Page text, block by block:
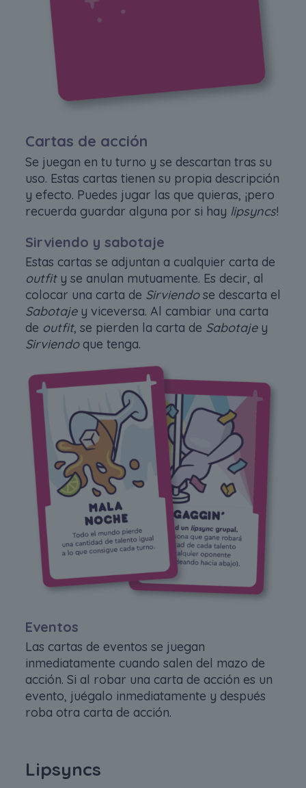
Cartas de acción
Se juegan en tu turno y se descartan tras su
uso. Estas cartas tienen su propia descripción
y efecto. Puedes jugar las que quieras, ¡pero
recuerda guardar alguna por si hay lipsyncs!
Sirviendo y sabotaje
Estas cartas se adjuntan a cualquier carta de
outfity se anulan mutuamente. Es decir, al
colocar una carta de Sirviendose descarta el
Sabotajey viceversa. Al cambiar una carta
de outfit, se pierden la carta de Sabotajey
Sirviendoque tenga.
Eventos
Las cartas de eventos se juegan
inmediatamente cuando salen del mazo de
acción. Si al robar una carta de acción es un
evento, juégalo inmediatamente y después
roba otra carta de acción.
Lipsyncs